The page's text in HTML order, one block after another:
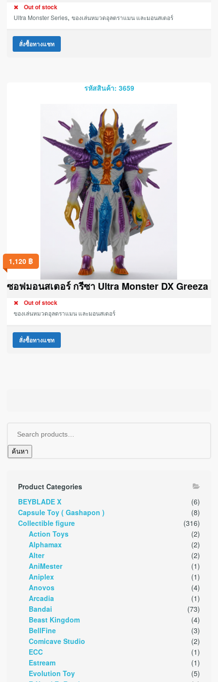
Out of stock
Ultra Monster Series, ของเล่นหมวดอุลตราแมน และมอนสเตอร์
สั่งซื้อทางแชท
รหัสสินค้า: 3659
1,120 ฿
ซอฟมอนสเตอร์ กรีซา Ultra Monster DX Greeza
Out of stock
ของเล่นหมวดอุลตราแมน และมอนสเตอร์
สั่งซื้อทางแชท
ค้นหา
Product Categories
BEYBLADE X
(6)
Capsule Toy ( Gashapon )
(8)
Collectible figure
(316)
Action Toys
(2)
Alphamax
(2)
Alter
(2)
AniMester
(1)
Aniplex
(1)
Anovos
(4)
Arcadia
(1)
Bandai
(73)
Beast Kingdom
(4)
BellFine
(3)
Comicave Studio
(2)
ECC
(1)
Estream
(1)
Evolution Toy
(5)